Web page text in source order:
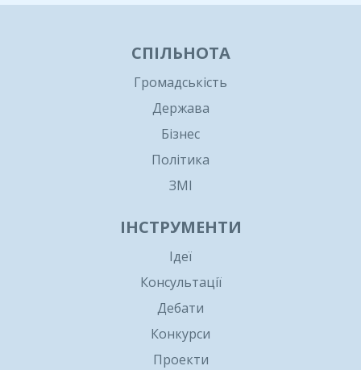
СПІЛЬНОТА
Громадськість
Держава
Бізнес
Політика
ЗМІ
ІНСТРУМЕНТИ
Ідеї
Консультації
Дебати
Конкурси
Проекти